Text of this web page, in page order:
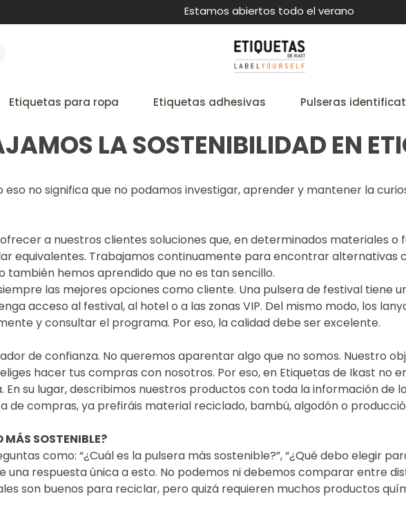
Estamos abiertos todo el verano
Etiquetas para ropa Etiquetas adhesivas Pulseras
LA SOSTENIBILIDAD EN
eso no significa que no podamos investigar, aprender y mantener la
a nuestros clientes soluciones que, en determinados materiales
equivalentes. Trabajamos continuamente para encontrar alternativas
hemos aprendido que no es tan sencillo.
las mejores opciones como cliente. Una pulsera de festival tiene
acceso al festival, al hotel o a las zonas VIP. Del mismo modo, los
y consultar el programa. Por eso, la calidad debe ser excelente.
de confianza. No queremos aparentar algo que no somos. Nuestro
hacer tus compras con nosotros. Por eso, en Etiquetas de Ikast no
su lugar, describimos nuestros productos con toda la información de
de compras, ya prefiráis material reciclado, bambú, algodón o
MÁS SOSTENIBLE?
como: “¿Cuál es la pulsera más sostenible?”, “¿Qué debo elegir
una respuesta única a esto. No podemos ni debemos comparar entre
son buenos para reciclar, pero quizá requieren muchos productos